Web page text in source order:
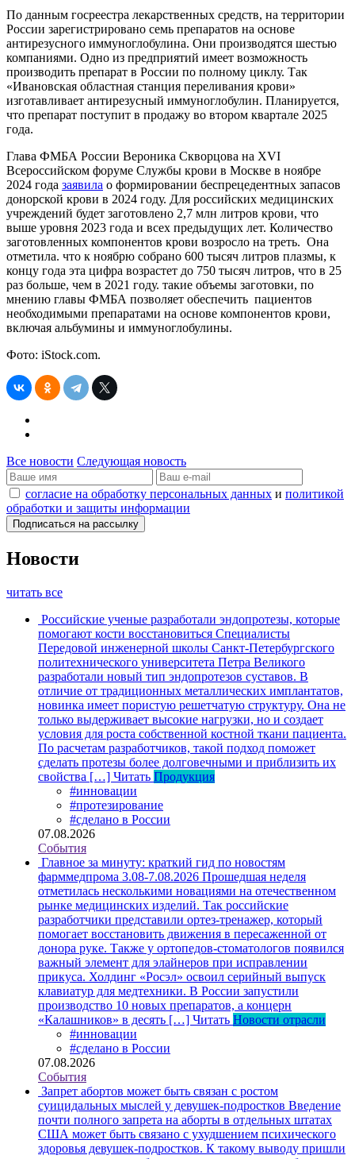
По данным госреестра лекарственных средств, на территории
России зарегистрировано семь препаратов на основе
антирезусного иммуноглобулина. Они производятся шестью
компаниями. Одно из предприятий имеет возможность
производить препарат в России по полному циклу. Так
«Ивановская областная станция переливания крови»
изготавливает антирезусный иммуноглобулин. Планируется,
что препарат поступит в продажу во втором квартале 2025
года.
Глава ФМБА России Вероника Скворцова на XVI
Всероссийском форуме Службы крови в Москве в ноябре
2024 года заявила о формировании беспрецедентных запасов
донорской крови в 2024 году. Для российских медицинских
учреждений будет заготовлено 2,7 млн литров крови, что
выше уровня 2023 года и всех предыдущих лет. Количество
заготовленных компонентов крови возросло на треть. Она
отметила. что к ноябрю собрано 600 тысяч литров плазмы, к
концу года эта цифра возрастет до 750 тысяч литров, что в 25
раз больше, чем в 2021 году. такие объемы заготовки, по
мнению главы ФМБА позволяет обеспечить пациентов
необходимыми препаратами на основе компонентов крови,
включая альбумины и иммуноглобулины.
Фото: iStock.com.
Все новости Следующая новость
согласие на обработку персональных данных и политикой
обработки и защиты информации
Новости
читать все
Российские ученые разработали эндопротезы, которые
помогают кости восстановиться Специалисты
Передовой инженерной школы Санкт-Петербургского
политехнического университета Петра Великого
разработали новый тип эндопротезов суставов. В
отличие от традиционных металлических имплантатов,
новинка имеет пористую решетчатую структуру. Она не
только выдерживает высокие нагрузки, но и создает
условия для роста собственной костной ткани пациента.
По расчетам разработчиков, такой подход поможет
сделать протезы более долговечными и приблизить их
свойства […] Читать Продукция
#инновации
#протезирование
#сделано в России
07.08.2026
События
Главное за минуту: краткий гид по новостям
фарммедпрома 3.08-7.08.2026 Прошедшая неделя
отметилась несколькими новациями на отечественном
рынке медицинских изделий. Так российские
разработчики представили ортез-тренажер, который
помогает восстановить движения в пересаженной от
донора руке. Также у ортопедов-стоматологов появился
важный элемент для элайнеров при исправлении
прикуса. Холдинг «Росэл» освоил серийный выпуск
клавиатур для медтехники. В России запустили
производство 10 новых препаратов, а концерн
«Калашников» в десять […] Читать Новости отрасли
#инновации
#сделано в России
07.08.2026
События
Запрет абортов может быть связан с ростом
суицидальных мыслей у девушек-подростков Введение
почти полного запрета на аборты в отдельных штатах
США может быть связано с ухудшением психического
здоровья девушек-подростков. К такому выводу пришли